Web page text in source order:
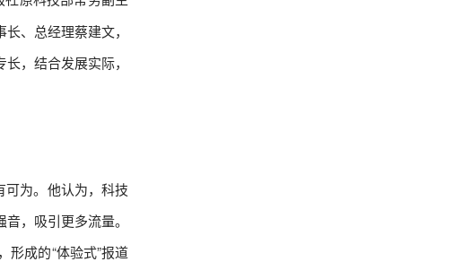
、总经理蔡建文，
，结合发展实际，
为。他认为，科技
，吸引更多流量。
形成的“体验式”报道